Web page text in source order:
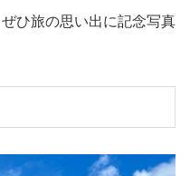
ひ旅の思い出に記念写真